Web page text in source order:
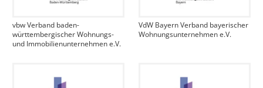
vbw Verband baden-
württembergischer Wohnungs-
und Immobilienunternehmen e.V.
VdW Bayern Verband bayerischer
Wohnungsunternehmen e.V.